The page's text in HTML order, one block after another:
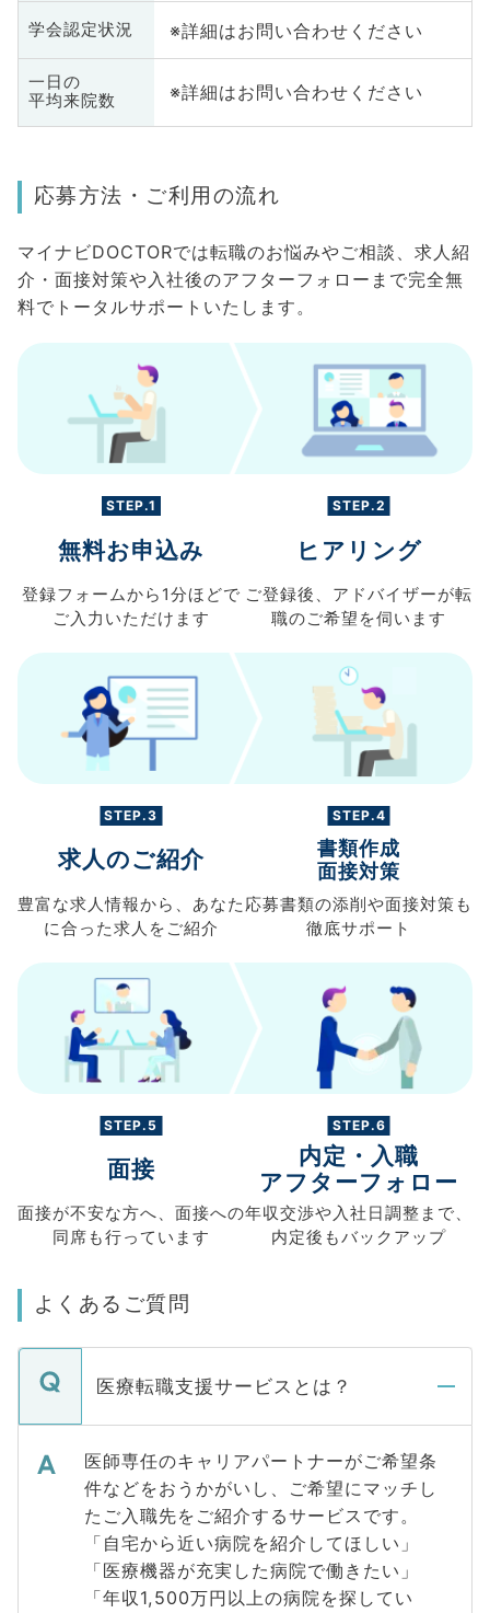
学会認定状況 ※詳細はお問い合わせください
一日の
平均来院数
※詳細はお問い合わせください
応募方法・ご利用の流れ
マイナビDOCTORでは転職のお悩みやご相談、求人紹
介・面接対策や入社後のアフターフォローまで完全無
料でトータルサポートいたします。
STEP.1
無料お申込み
登録フォームから 1分ほどで
ご入力 いただけます
STEP.2
ヒアリング
ご登録後、 アドバイザーが転
職のご希望を伺います
STEP.3
求人のご紹介
豊富な求人情報から、 あなた
に合った求人を ご紹介
STEP.4
書類作成
面接対策
応募書類の添削や面接対策も
徹底サポート
STEP.5
面接
面接が不安な方へ、 面接への
同席も行っています
STEP.6
内定・入職
アフターフォロー
年収交渉や入社日調整まで、
内定後もバックアップ
よくあるご質問
医療転職支援サービスとは？
医師専任のキャリアパートナーがご希望条
件などをおうかがいし、ご希望にマッチし
たご入職先をご紹介するサービスです。
「自宅から近い病院を紹介してほしい」
「医療機器が充実した病院で働きたい」
「年収1,500万円以上の病院を探してい